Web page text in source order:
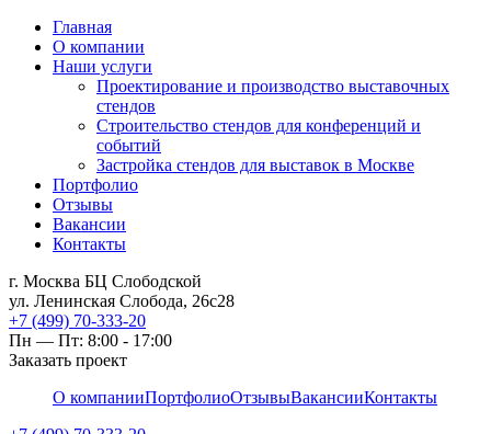
Главная
О компании
Наши услуги
Проектирование и производство выставочных
стендов
Строительство стендов для конференций и
событий
Застройка стендов для выставок в Москве
Портфолио
Отзывы
Вакансии
Контакты
г. Москва БЦ Слободской
ул. Ленинская Слобода, 26с28
+7 (499) 70-333-20
Пн — Пт: 8:00 - 17:00
Заказать проект
О компанииПортфолиоОтзывыВакансииКонтакты